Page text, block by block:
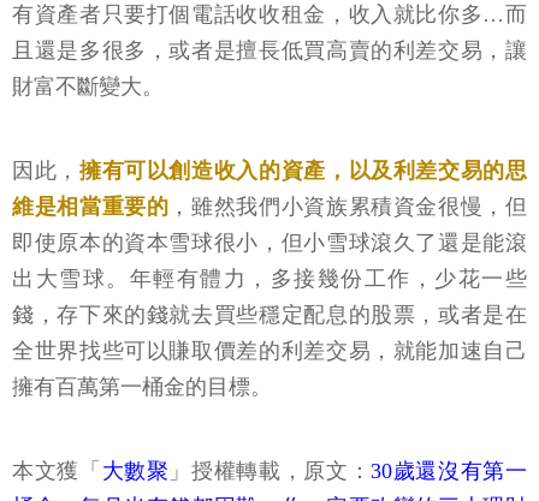
有資產者只要打個電話收收租金，收入就比你多…而
且還是多很多，或者是擅長低買高賣的利差交易，讓
財富不斷變大。
因此， 擁有可以創造收入的資產，以及利差交易的思
維是相當重要的 ，雖然我們小資族累積資金很慢，但
即使原本的資本雪球很小，但小雪球滾久了還是能滾
出大雪球。年輕有體力，多接幾份工作，少花一些
錢，存下來的錢就去買些穩定配息的股票，或者是在
全世界找些可以賺取價差的利差交易，就能加速自己
擁有百萬第一桶金的目標。
本文獲「 大數聚 」授權轉載，原文：30歲還沒有第一